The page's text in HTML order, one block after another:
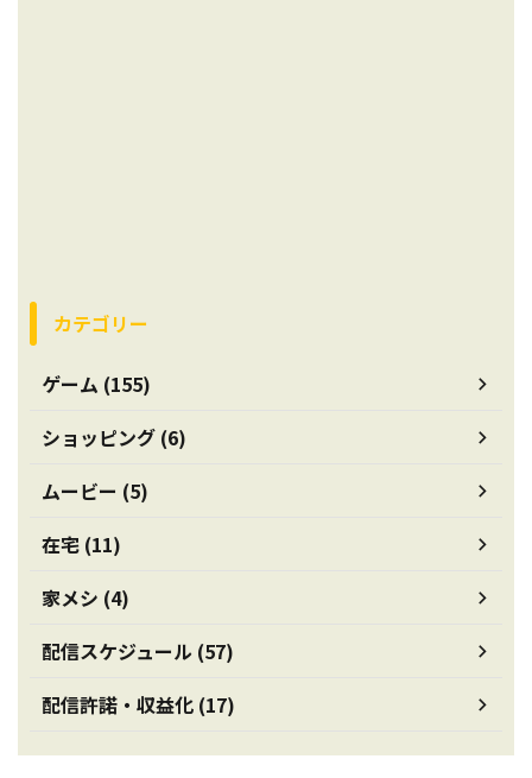
カテゴリー
ゲーム (155)
ショッピング (6)
ムービー (5)
在宅 (11)
家メシ (4)
配信スケジュール (57)
配信許諾・収益化 (17)